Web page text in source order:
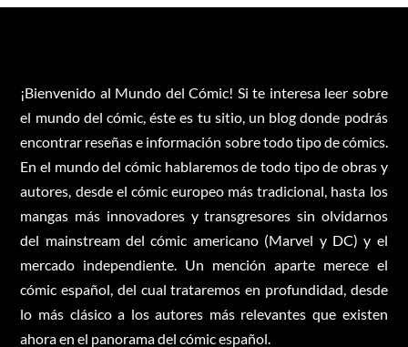
¡Bienvenido al Mundo del Cómic! Si te interesa leer sobre
el mundo del cómic, éste es tu sitio, un blog donde podrás
encontrar reseñas e información sobre todo tipo de cómics.
En el mundo del cómic hablaremos de todo tipo de obras y
autores, desde el cómic europeo más tradicional, hasta los
mangas más innovadores y transgresores sin olvidarnos
del mainstream del cómic americano (Marvel y DC) y el
mercado independiente. Un mención aparte merece el
cómic español, del cual trataremos en profundidad, desde
lo más clásico a los autores más relevantes que existen
ahora en el panorama del cómic español.